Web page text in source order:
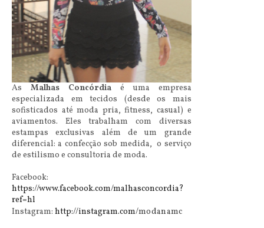
As Malhas Concórdiaé uma empresa
especializada em tecidos (desde os mais
sofisticados até moda pria, fitness, casual) e
aviamentos. Eles trabalham com diversas
estampas exclusivas além de um grande
diferencial: a confecção sob medida, o serviço
de estilismo e consultoria de moda.
Facebook:
https://www.facebook.com/malhasconcordia?
ref=hl
Instagram: http://instagram.com/modanamc